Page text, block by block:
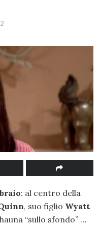
: al centro della
, suo figlio Wyatt
“sullo sfondo” …